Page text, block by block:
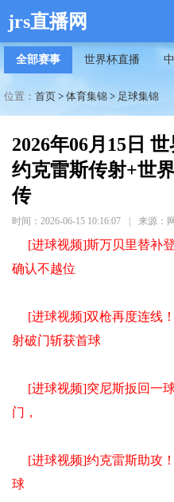
jrs直播网
全部赛事 世界杯直播
位置： 首页 > 体育集锦 > 足球集锦
2026年06月15日
约克雷斯传射+世
传
时间：2026-06-15 10:16:07 来源：
[进球视频]斯万贝里替补
确认不越位
[进球视频]双枪再度连线
射破门斩获首球
[进球视频]突尼斯扳回一
门，
[进球视频]约克雷斯助攻
球